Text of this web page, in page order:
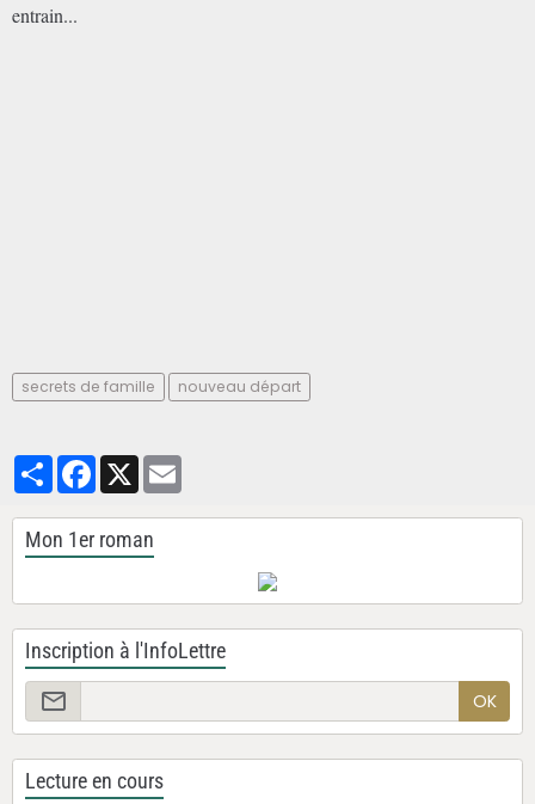
entrain...
secrets de famille nouveau départ
PartagerFacebook
X
Mon 1er roman
Inscription à l'InfoLettre
OK
Lecture en cours